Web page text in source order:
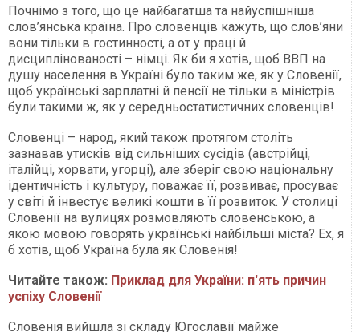
Почнімо з того, що це найбагатша та найуспішніша
слов’янська країна. Про словенців кажуть, що слов’яни
вони тільки в гостинності, а от у праці й
дисциплінованості – німці. Як би я хотів, щоб ВВП на
душу населення в Україні було таким же, як у Словенії,
щоб українські зарплатні й пенсії не тільки в міністрів
були такими ж, як у середньостатистичних словенців!
Словенці – народ, який також протягом століть
зазнавав утисків від сильніших сусідів (австрійці,
італійці, хорвати, угорці), але зберіг свою національну
ідентичність і культуру, поважає її, розвиває, просуває
у світі й інвестує великі кошти в її розвиток. У столиці
Словенії на вулицях розмовляють словенською, а
якою мовою говорять українські найбільші міста? Ех, я
б хотів, щоб Україна була як Словенія!
Читайте також: Приклад для України: п'ять причин
успіху Словенії
Словенія вийшла зі складу Югославії майже